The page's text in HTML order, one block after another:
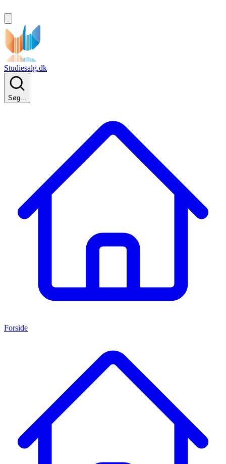
Studiesalg.dk
Søg...
Forside